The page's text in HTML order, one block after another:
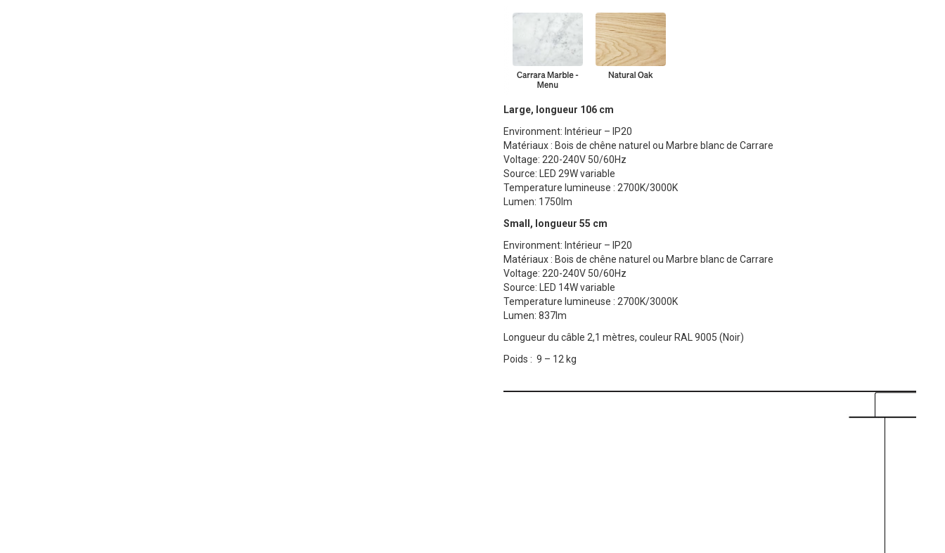
Large, longueur 106 cm
Environment: Intérieur – IP20
Matériaux : Bois de chêne naturel ou Marbre blanc de Carrare
Voltage: 220-240V 50/60Hz
Source: LED 29Wvariable
Temperature lumineuse : 2700K/3000K
Lumen: 1750lm
Small, longueur 55 cm
Environment: Intérieur – IP20
Matériaux : Bois de chêne naturel ou Marbre blanc de Carrare
Voltage: 220-240V 50/60Hz
Source: LED 14W variable
Temperature lumineuse : 2700K/3000K
Lumen: 837lm
Longueur du câble 2,1 mètres, couleur RAL 9005 (Noir)
Poids : 9 – 12 kg